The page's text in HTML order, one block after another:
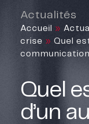
Actualités
Accueil »
crise » Quel
Quel
d’un